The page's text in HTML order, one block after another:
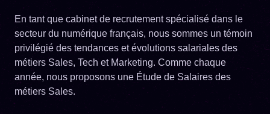
En tant que cabinet de recrutement spécialisé dans le
secteur du numérique français, nous sommes un témoin
privilégié des tendances et évolutions salariales des
métiers Sales, Tech et Marketing. Comme chaque
année, nous proposons une Étude de Salaires des
métiers Sales.